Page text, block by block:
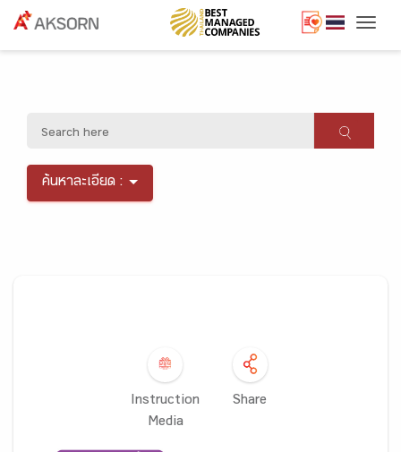
ค้นหาละเอียด :
Instruction
Media
Share